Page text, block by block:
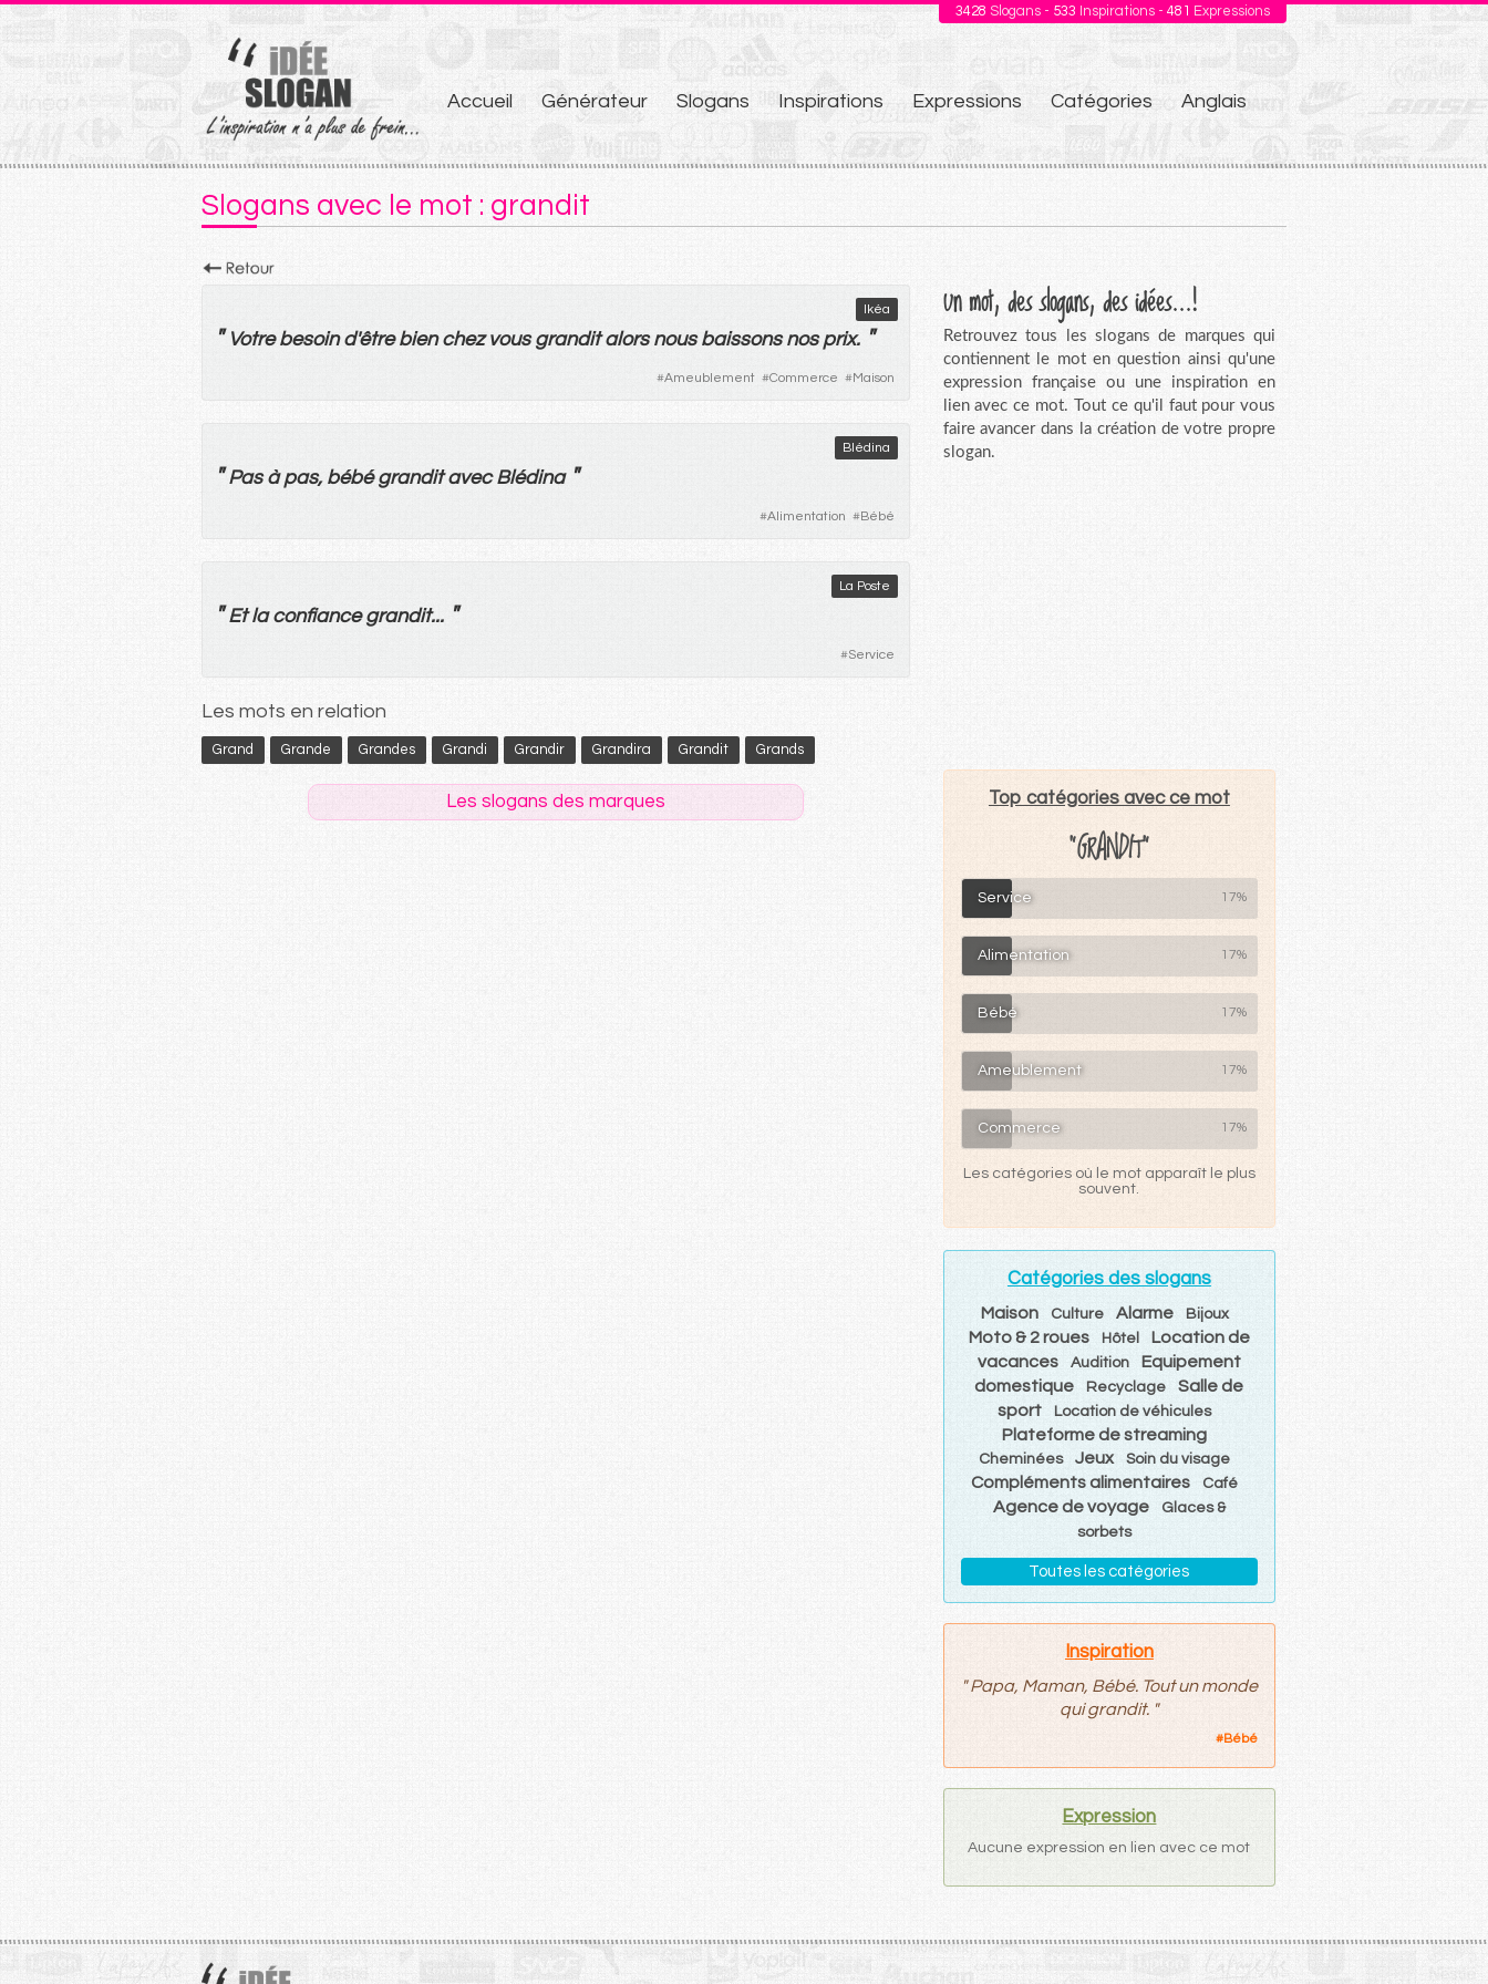
3428 Slogans - 533 Inspirations - 481 Expressions
Aller
au
contenu
Accueil Générateur Slogans Inspirations Expressions Catégories Anglais
Slogans avec le mot : grandit
Ikéa
" Votre besoind'être bien chez vous grandit alors nous baissons nos prix. "
#Ameublement #Commerce #Maison
Blédina
" Pas à pas, bébégrandit avecBlédina "
#Alimentation #Bébé
La Poste
" Et la confiance grandit... "
#Service
Les mots en relation
Grand Grande Grandes Grandi Grandir Grandira Grandit Grands
Les slogans des marques
Un mot, des slogans, des idées...!
Retrouvez tous les slogans de marques qui
contiennent le mot en question ainsi qu'une
expression française ou une inspiration en
lien avec ce mot. Tout ce qu'il faut pour vous
faire avancer dans la création de votre propre
slogan.
Top catégories avec ce mot
"GRANDIT"
Service 17%
Alimentation 17%
Bébé 17%
Ameublement 17%
Commerce 17%
Les catégories où le mot apparaît le plus
souvent.
Catégories des slogans
Maison Culture Alarme Bijoux
Moto & 2 roues Hôtel
Location de
vacances
Audition
Equipement
domestique
Recyclage
Salle de
sport
Location de véhicules
Plateforme de streaming
Cheminées Jeux Soin du visage
Compléments alimentaires Café
Agence de voyage
Glaces &
sorbets
Toutes les catégories
Inspiration
" Papa, Maman, Bébé. Tout un monde
qui grandit. "
#Bébé
Expression
Aucune expression en lien avec ce mot